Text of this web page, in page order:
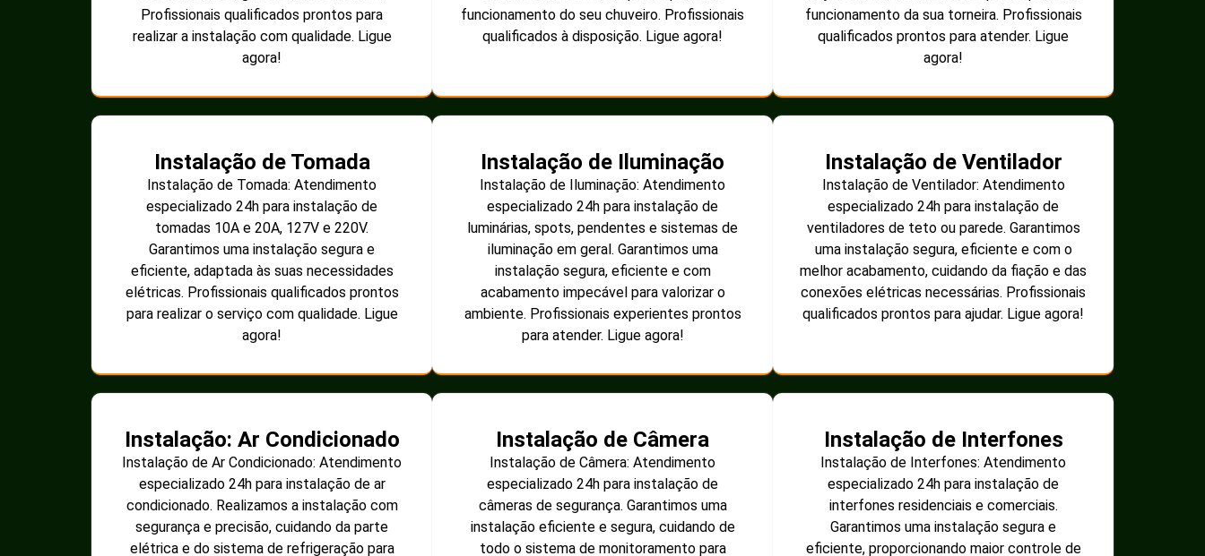
Profissionais qualificados prontos para
realizar a instalação com qualidade. Ligue
agora!
funcionamento do seu chuveiro. Profissionais
qualificados à disposição. Ligue agora!
funcionamento da sua torneira. Profissionais
qualificados prontos para atender. Ligue
agora!
Instalação de Tomada
Instalação de Tomada: Atendimento
especializado 24h para instalação de
tomadas 10A e 20A, 127V e 220V.
Garantimos uma instalação segura e
eficiente, adaptada às suas necessidades
elétricas. Profissionais qualificados prontos
para realizar o serviço com qualidade. Ligue
agora!
Instalação de Iluminação
Instalação de Iluminação: Atendimento
especializado 24h para instalação de
luminárias, spots, pendentes e sistemas de
iluminação em geral. Garantimos uma
instalação segura, eficiente e com
acabamento impecável para valorizar o
ambiente. Profissionais experientes prontos
para atender. Ligue agora!
Instalação de Ventilador
Instalação de Ventilador: Atendimento
especializado 24h para instalação de
ventiladores de teto ou parede. Garantimos
uma instalação segura, eficiente e com o
melhor acabamento, cuidando da fiação e das
conexões elétricas necessárias. Profissionais
qualificados prontos para ajudar. Ligue agora!
Instalação: Ar Condicionado
Instalação de Ar Condicionado: Atendimento
especializado 24h para instalação de ar
condicionado. Realizamos a instalação com
segurança e precisão, cuidando da parte
elétrica e do sistema de refrigeração para
Instalação de Câmera
Instalação de Câmera: Atendimento
especializado 24h para instalação de
câmeras de segurança. Garantimos uma
instalação eficiente e segura, cuidando de
todo o sistema de monitoramento para
Instalação de Interfones
Instalação de Interfones: Atendimento
especializado 24h para instalação de
interfones residenciais e comerciais.
Garantimos uma instalação segura e
eficiente, proporcionando maior controle de